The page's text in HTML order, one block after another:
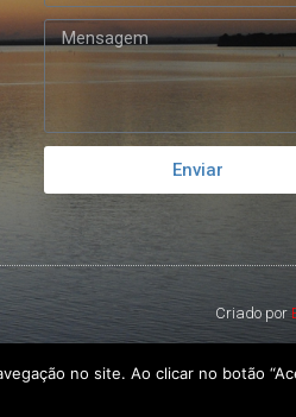
Enviar
Criado por
no site. Ao clicar no botão